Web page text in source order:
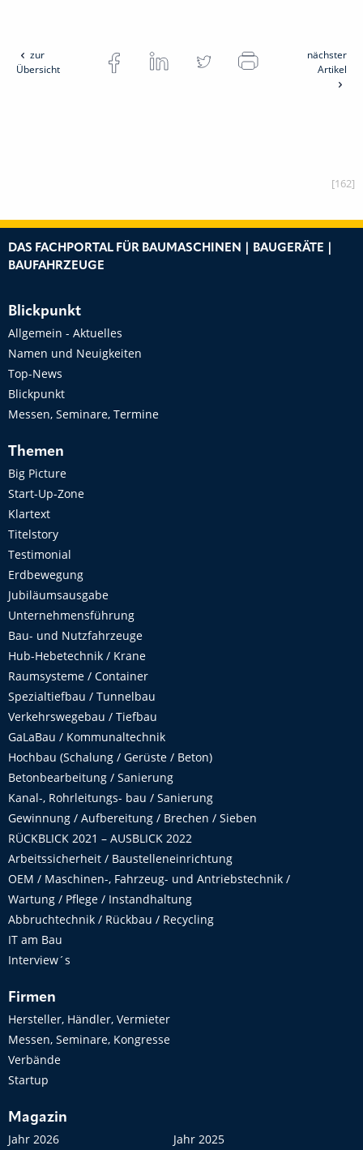
zur
Übersicht
nächster
Artikel
[162]
DAS FACHPORTAL FÜR BAUMASCHINEN | BAUGERÄTE |
BAUFAHRZEUGE
Blickpunkt
Allgemein - Aktuelles
Namen und Neuigkeiten
Top-News
Blickpunkt
Messen, Seminare, Termine
Themen
Big Picture
Start-Up-Zone
Klartext
Titelstory
Testimonial
Erdbewegung
Jubiläumsausgabe
Unternehmensführung
Bau- und Nutzfahrzeuge
Hub-Hebetechnik / Krane
Raumsysteme / Container
Spezialtiefbau / Tunnelbau
Verkehrswegebau / Tiefbau
GaLaBau / Kommunaltechnik
Hochbau (Schalung / Gerüste / Beton)
Betonbearbeitung / Sanierung
Kanal-, Rohrleitungs- bau / Sanierung
Gewinnung / Aufbereitung / Brechen / Sieben
RÜCKBLICK 2021 – AUSBLICK 2022
Arbeitssicherheit / Baustelleneinrichtung
OEM / Maschinen-, Fahrzeug- und Antriebstechnik /
Wartung / Pflege / Instandhaltung
Abbruchtechnik / Rückbau / Recycling
IT am Bau
Interview´s
Firmen
Hersteller, Händler, Vermieter
Messen, Seminare, Kongresse
Verbände
Startup
Magazin
Jahr 2026
Jahr 2025